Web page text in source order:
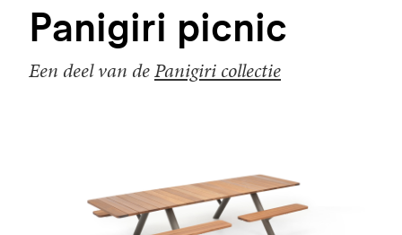
Panigiri picnic
Een deel van dePanigiri collectie